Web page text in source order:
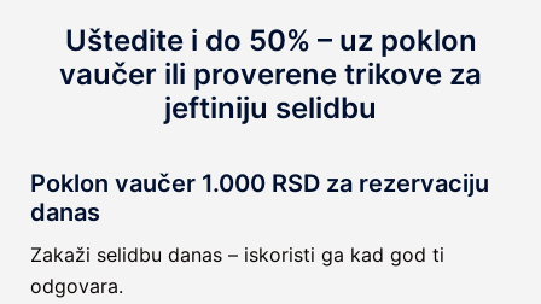
Uštedite i do 50% – uz poklon
vaučer ili proverene trikove za
jeftiniju selidbu
Poklon vaučer 1.000 RSD za rezervaciju
danas
Zakaži selidbu danas – iskoristi ga kad god ti
odgovara.